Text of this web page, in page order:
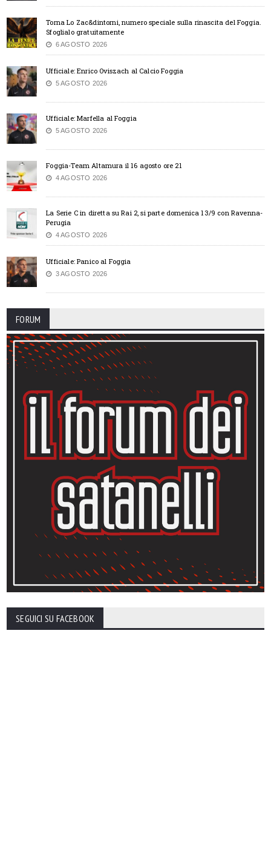
Torna Lo Zac&dintorni, numero speciale sulla rinascita del Foggia.
Sfoglialo gratuitamente
6 AGOSTO 2026
Ufficiale: Enrico Oviszach al Calcio Foggia
5 AGOSTO 2026
Ufficiale: Marfella al Foggia
5 AGOSTO 2026
Foggia-Team Altamura il 16 agosto ore 21
4 AGOSTO 2026
La Serie C in diretta su Rai 2, si parte domenica 13/9 con Ravenna-
Perugia
4 AGOSTO 2026
Ufficiale: Panico al Foggia
3 AGOSTO 2026
FORUM
SEGUICI SU FACEBOOK